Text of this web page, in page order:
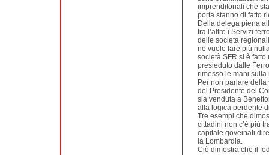
imprenditoriali che
porta stanno di fatto
Della delega piena
tra l’altro i Servizi
delle società
ne vuole fare più
società SFR si è
presieduto dalle
rimesso le mani sulla
Per non parlare
del Presidente del
sia venduta a
alla logica perdente
Tre esempi che
cittadini non c’è più
capitale goveinati
la Lombardia.
Ciò dimostra che il